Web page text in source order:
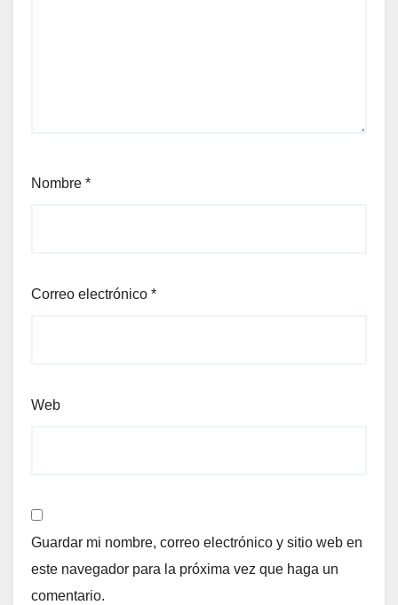
Nombre *
Correo electrónico *
Web
Guardar mi nombre, correo electrónico y sitio web en
este navegador para la próxima vez que haga un
comentario.